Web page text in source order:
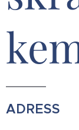
ADRESS